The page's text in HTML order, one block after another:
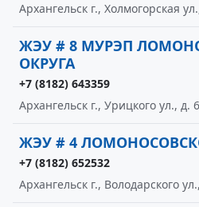
Архангельск г., Холмогорская
ЖЭУ # 8 МУРЭП
ОКРУГА
+7 (8182) 643359
Архангельск г., Урицкого ул., д.
ЖЭУ # 4
+7 (8182) 652532
Архангельск г., Володарского